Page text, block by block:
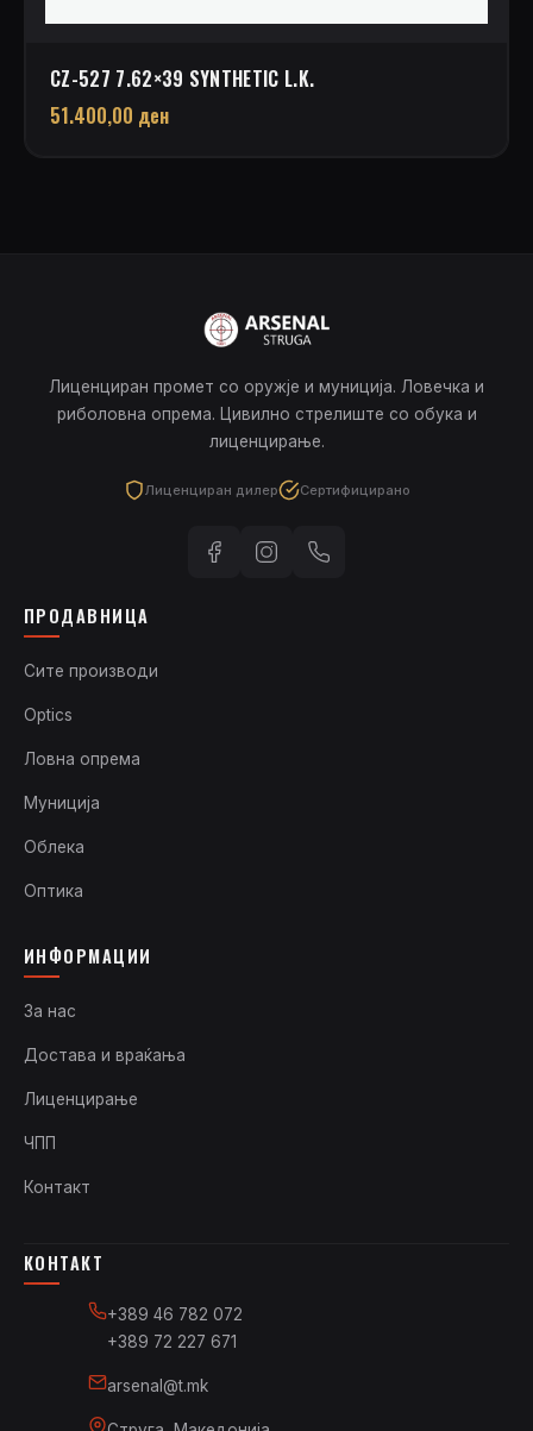
CZ-527 7.62×39 SYNTHETIC L.K.
51.400,00 ден
Лиценциран промет со оружје и муниција. Ловечка и
риболовна опрема. Цивилно стрелиште со обука и
лиценцирање.
Лиценциран дилер Сертифицирано
ПРОДАВНИЦА
Сите производи
Optics
Ловна опрема
Муниција
Облека
Оптика
ИНФОРМАЦИИ
За нас
Достава и враќања
Лиценцирање
ЧПП
Контакт
КОНТАКТ
+389 46 782 072
+389 72 227 671
arsenal@t.mk